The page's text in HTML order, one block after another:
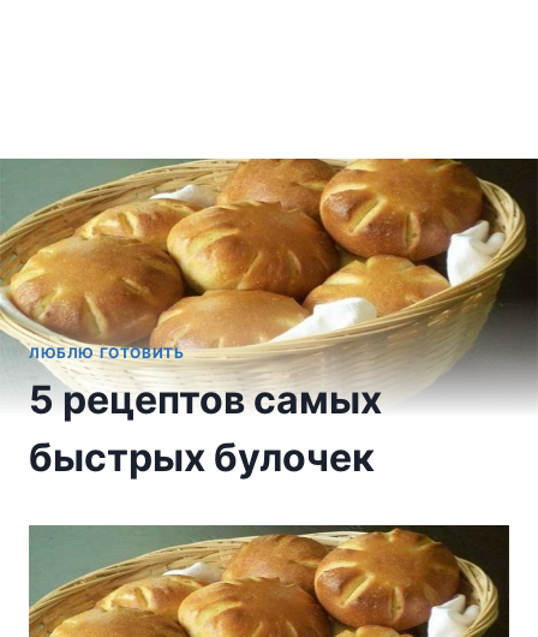
ЛЮБЛЮ ГОТОВИТЬ
5 рецептов самых
быстрых булочек